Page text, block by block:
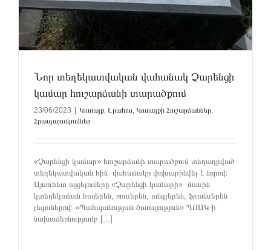
Նոր տեղեկատվական վահանակ Չարենցի
կամար հուշարձանի տարածքում
23/06/2023 Կոտայք, Լրահոս, Կոտայքի Հուշարձաններ,
Հրապարակումներ
«Չարենցի կամար» հուշարձանի տարածքում տեղադրված
տեղեկատվական հին վահանակը փոխարինվել է նորով։
Այսուհետ այցելուները «Չարենցի կամարի» մասին
կտեղեկանան հայերեն, ռուսերեն, անգլերեն, ֆրանսերեն
լեզուներով։ «Պահպանության ծառայություն» ՊՈԱԿ-ի
նախաձեռնությամբ [...]